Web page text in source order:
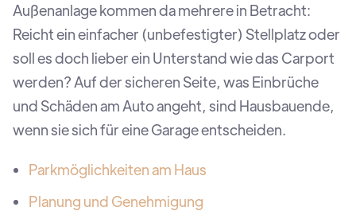
Außenanlage kommen da mehrere in Betracht:
Reicht ein einfacher (unbefestigter) Stellplatz oder
soll es doch lieber ein Unterstand wie das Carport
werden? Auf der sicheren Seite, was Einbrüche
und Schäden am Auto angeht, sind Hausbauende,
wenn sie sich für eine Garage entscheiden.
Parkmöglichkeiten am Haus
Planung und Genehmigung